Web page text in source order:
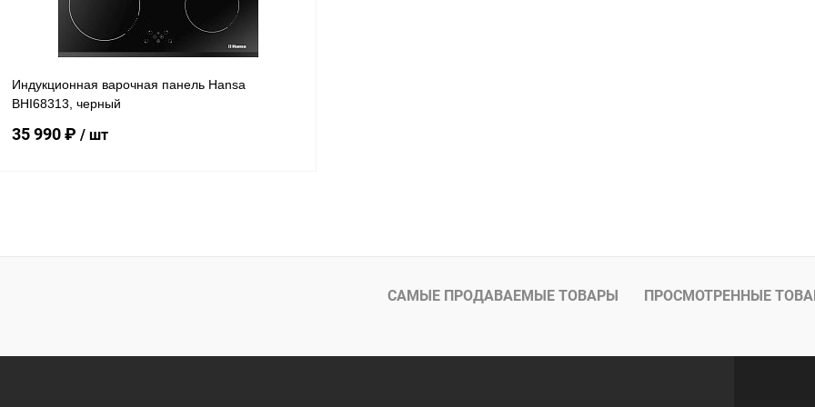
Индукционная варочная панель Hansa
BHI68313, черный
35 990 ₽ / шт
Купить в 1 клик Сравнение
САМЫЕ ПРОДАВАЕМЫЕ ТОВАРЫ ПРОСМОТРЕННЫЕ